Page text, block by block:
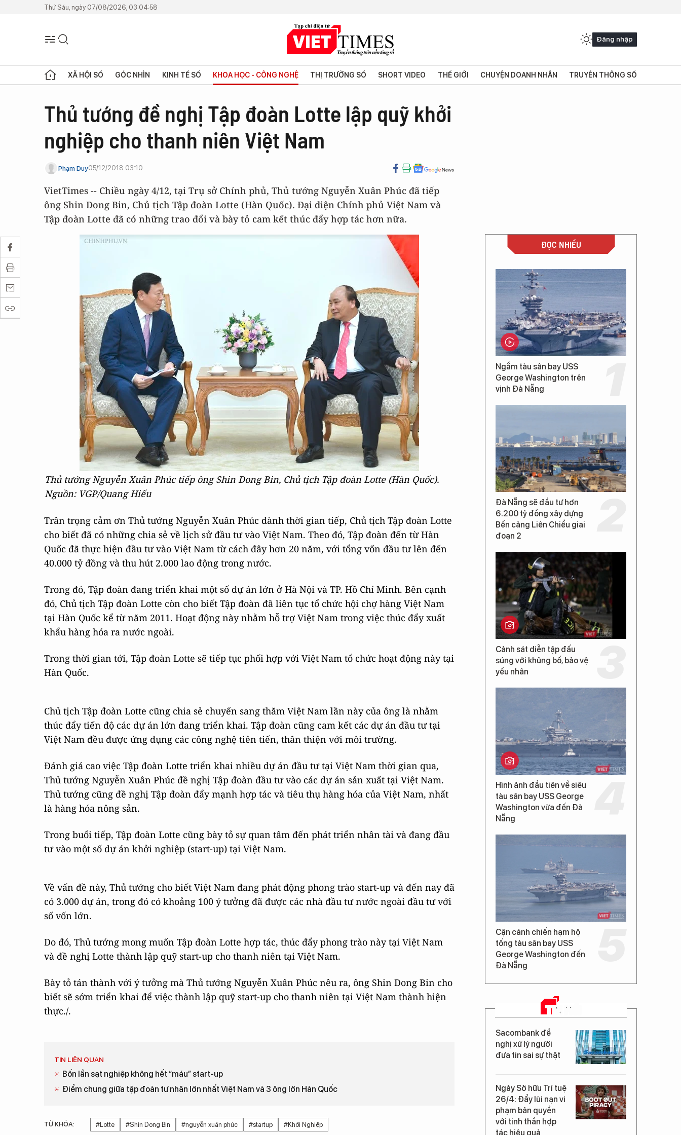
Thứ Sáu, ngày 07/08/2026, 03:04:58
Đăng nhập
XÃ HỘI SỐ GÓC NHÌN KINH TẾ SỐ KHOA HỌC - CÔNG NGHỆ THỊ TRƯỜNG SỐ SHORT VIDEO THẾ GIỚI CHUYỆN DOANH NHÂN TRUYỀN THÔNG SỐ
Thủ tướng đề nghị Tập đoàn Lotte lập quỹ khởi
nghiệp cho thanh niên Việt Nam
Phạm Duy05/12/2018 03:10
VietTimes -- Chiều ngày 4/12, tại Trụ sở Chính phủ, Thủ tướng Nguyễn Xuân Phúc đã tiếp
ông Shin Dong Bin, Chủ tịch Tập đoàn Lotte (Hàn Quốc). Đại diện Chính phủ Việt Nam và
Tập đoàn Lotte đã có những trao đổi và bày tỏ cam kết thúc đẩy hợp tác hơn nữa.
Thủ tướng Nguyễn Xuân Phúc tiếp ông Shin Dong Bin, Chủ tịch Tập đoàn Lotte (Hàn Quốc).
Nguồn: VGP/Quang Hiếu
Trân trọng cảm ơn Thủ tướng Nguyễn Xuân Phúc dành thời gian tiếp, Chủ tịch Tập đoàn Lotte
cho biết đã có những chia sẻ về lịch sử đầu tư vào Việt Nam. Theo đó, Tập đoàn đến từ Hàn
Quốc đã thực hiện đầu tư vào Việt Nam từ cách đây hơn 20 năm, với tổng vốn đầu tư lên đến
40.000 tỷ đồng và thu hút 2.000 lao động trong nước.
Trong đó, Tập đoàn đang triển khai một số dự án lớn ở Hà Nội và TP. Hồ Chí Minh. Bên cạnh
đó, Chủ tịch Tập đoàn Lotte còn cho biết Tập đoàn đã liên tục tổ chức hội chợ hàng Việt Nam
tại Hàn Quốc kể từ năm 2011. Hoạt động này nhằm hỗ trợ Việt Nam trong việc thúc đẩy xuất
khẩu hàng hóa ra nước ngoài.
Trong thời gian tới, Tập đoàn Lotte sẽ tiếp tục phối hợp với Việt Nam tổ chức hoạt động này tại
Hàn Quốc.
Chủ tịch Tập đoàn Lotte cũng chia sẻ chuyến sang thăm Việt Nam lần này của ông là nhằm
thúc đẩy tiến độ các dự án lớn đang triển khai. Tập đoàn cũng cam kết các dự án đầu tư tại
Việt Nam đều được ứng dụng các công nghệ tiên tiến, thân thiện với môi trường.
Đánh giá cao việc Tập đoàn Lotte triển khai nhiều dự án đầu tư tại Việt Nam thời gian qua,
Thủ tướng Nguyễn Xuân Phúc đề nghị Tập đoàn đầu tư vào các dự án sản xuất tại Việt Nam.
Thủ tướng cũng đề nghị Tập đoàn đẩy mạnh hợp tác và tiêu thụ hàng hóa của Việt Nam, nhất
là hàng hóa nông sản.
Trong buổi tiếp, Tập đoàn Lotte cũng bày tỏ sự quan tâm đến phát triển nhân tài và đang đầu
tư vào một số dự án khởi nghiệp (start-up) tại Việt Nam.
Về vấn đề này, Thủ tướng cho biết Việt Nam đang phát động phong trào start-up và đến nay đã
có 3.000 dự án, trong đó có khoảng 100 ý tưởng đã được các nhà đầu tư nước ngoài đầu tư với
số vốn lớn.
Do đó, Thủ tướng mong muốn Tập đoàn Lotte hợp tác, thúc đẩy phong trào này tại Việt Nam
và đề nghị Lotte thành lập quỹ start-up cho thanh niên tại Việt Nam.
Bày tỏ tán thành với ý tưởng mà Thủ tướng Nguyễn Xuân Phúc nêu ra, ông Shin Dong Bin cho
biết sẽ sớm triển khai để việc thành lập quỹ start-up cho thanh niên tại Việt Nam thành hiện
thực./.
TIN LIÊN QUAN
Bốn lần sạt nghiệp không hết “máu” start-up
Điểm chung giữa tập đoàn tư nhân lớn nhất Việt Nam và 3 ông lớn Hàn Quốc
TỪ KHÓA: #Lotte #Shin Dong Bin #nguyễn xuân phúc #startup #Khởi Nghiệp
ĐỌC NHIỀU
Ngắm tàu sân bay USS
George Washington trên
vịnh Đà Nẵng
Đà Nẵng sẽ đầu tư hơn
6.200 tỷ đồng xây dựng
Bến cảng Liên Chiểu giai
đoạn 2
Cảnh sát diễn tập đấu
súng với khủng bố, bảo vệ
yếu nhân
Hình ảnh đầu tiên về siêu
tàu sân bay USS George
Washington vừa đến Đà
Nẵng
Cận cảnh chiến hạm hộ
tống tàu sân bay USS
George Washington đến
Đà Nẵng
TIN MỚI
Sacombank đề
nghị xử lý người
đưa tin sai sự thật
Ngày Sở hữu Trí tuệ
26/4: Đẩy lùi nạn vi
phạm bản quyền
với tinh thần hợp
tác hiệu quả